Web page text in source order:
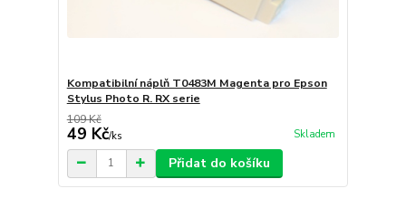
Kompatibilní náplň T0483M Magenta pro Epson
Stylus Photo R. RX serie
109 Kč
49 Kč/ks Skladem
Přidat do košíku